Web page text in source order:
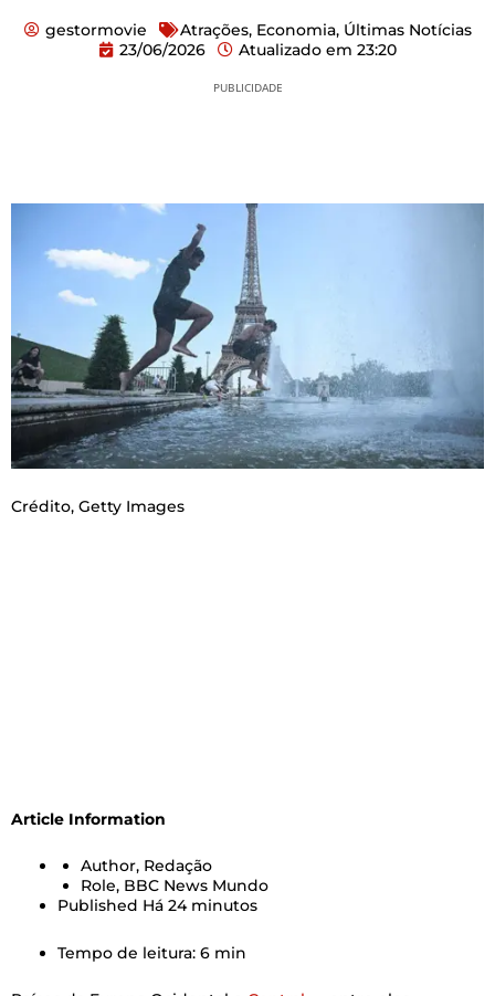
gestormovie Atrações, Economia, Últimas Notícias
23/06/2026
Atualizado em 23:20
PUBLICIDADE
Crédito, Getty Images
Article Information
Author, Redação
Role, BBC News Mundo
Published Há 24 minutos
Tempo de leitura: 6 min